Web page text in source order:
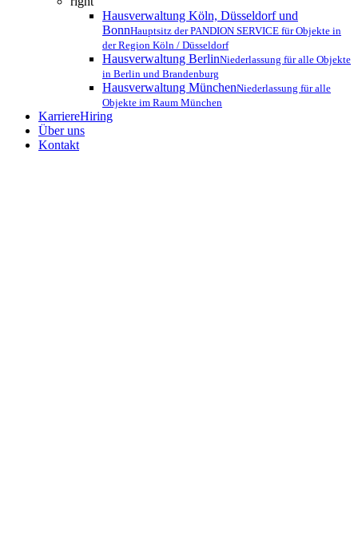
Hausverwaltung Köln, Düsseldorf und
BonnHauptsitz der PANDION SERVICE für Objekte in
der Region Köln / Düsseldorf
Hausverwaltung BerlinNiederlassung für alle Objekte
in Berlin und Brandenburg
Hausverwaltung MünchenNiederlassung für alle
Objekte im Raum München
KarriereHiring
Über uns
Kontakt